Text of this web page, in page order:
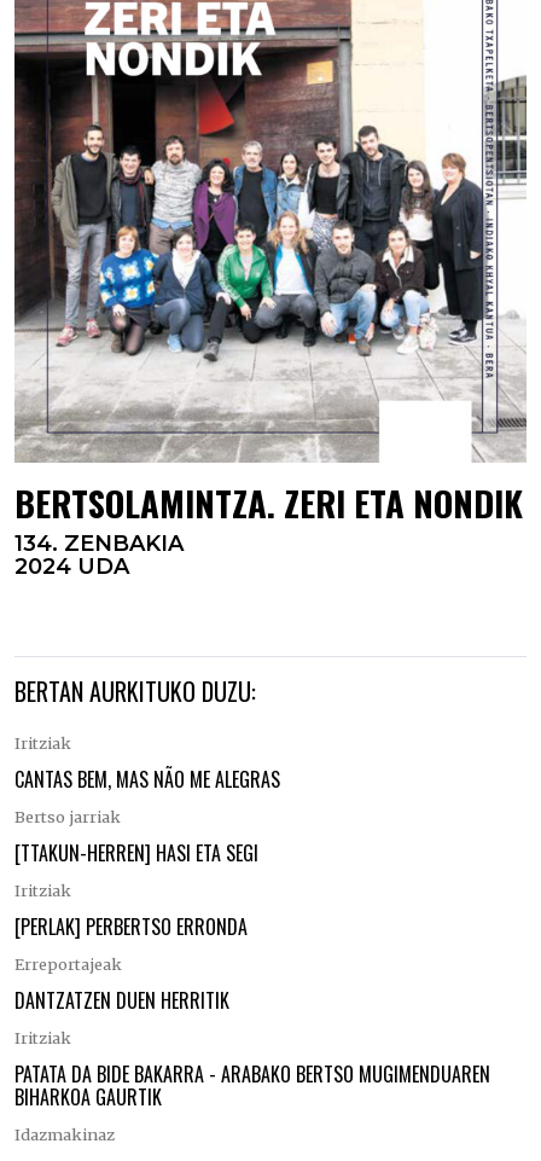
BERTSOLAMINTZA. ZERI ETA NONDIK
134. ZENBAKIA
2024 UDA
BERTAN AURKITUKO DUZU:
Iritziak
CANTAS BEM, MAS NÃO ME ALEGRAS
Bertso jarriak
[TTAKUN-HERREN] HASI ETA SEGI
Iritziak
[PERLAK] PERBERTSO ERRONDA
Erreportajeak
DANTZATZEN DUEN HERRITIK
Iritziak
PATATA DA BIDE BAKARRA - ARABAKO BERTSO MUGIMENDUAREN
BIHARKOA GAURTIK
Idazmakinaz